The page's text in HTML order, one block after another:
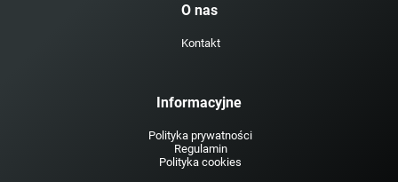
O nas
Kontakt
Informacyjne
Polityka prywatności
Regulamin
Polityka cookies